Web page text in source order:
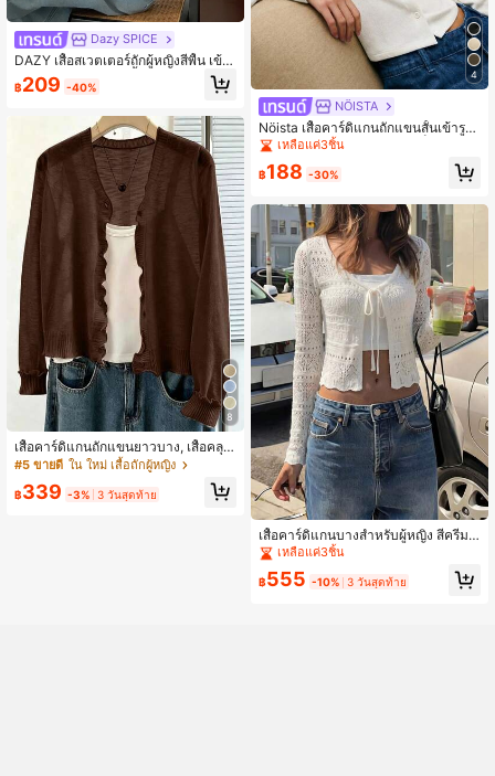
Dazy SPICE
DAZY เสื้อสเวตเตอร์ถักผู้หญิงสีพื้น เข้า
รูป แขนยาว ผ่าชายเสื้อ สไตล์สตรีทลำล
อง ฤดูใบไม้ร่วง/ฤดูหนาว
฿209 -40%
8
เสื้อคาร์ดิแกนถักแขนยาวบาง, เสื้อคลุม
กันแดด/กันแอร์ ฤดูใบไม้ผลิ/ฤดูร้อน
#5 ขายดี ใน ใหม่ เสื้อถักผู้หญิง
฿339 -3% 3 วันสุดท้าย
4
NÖISTA
Nöista เสื้อคาร์ดิแกนถักแขนสั้นเข้ารูป
พร้อมปกและขอบลูกไม้ ผ้ามีเท็กซ์เจอร์ห
หมาะสำหรับชุดพักผ่อนช่วงฤดูใบไม้ผลิ,
สำหรับเสื้อผ้าผู้หญิงหรือการแต่งตัวที่หรู
หรา
เหลือแค่3ชิ้น
฿188 -30%
เสื้อคาร์ดิแกนบางสำหรับผู้หญิง สีครีมข
าว ถักโครเชต์ เปิดด้านหน้า เจาะรู แขน
ยาว ผูกด้านหน้าสั้น เหมาะสำหรับสวมใ
ส่ประจำวันในฤดูใบไม้ผลิ/ฤดูร้อน, ชาย
เหลือแค่3ชิ้น
฿555 -10% 3 วันสุดท้าย